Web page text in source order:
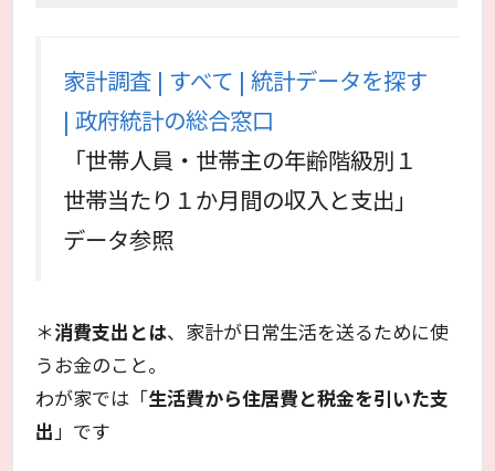
家計調査 | すべて | 統計データを探す
| 政府統計の総合窓口
「世帯人員・世帯主の年齢階級別１
世帯当たり１か月間の収入と支出」
データ参照
＊消費支出とは、家計が日常生活を送るために使
うお金のこと。
わが家では「生活費から住居費と税金を引いた支
出 」です